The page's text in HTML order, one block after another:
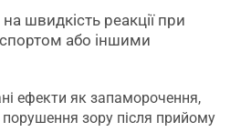
швидкість реакції при
або іншими
ефекти як запаморочення,
зору після прийому